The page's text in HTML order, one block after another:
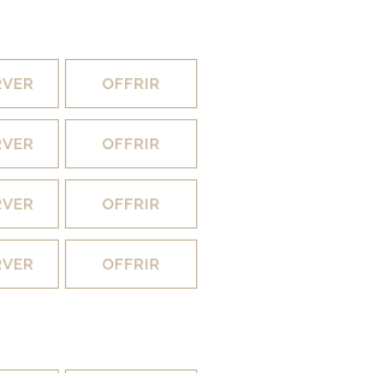
OFFRIR
OFFRIR
OFFRIR
OFFRIR